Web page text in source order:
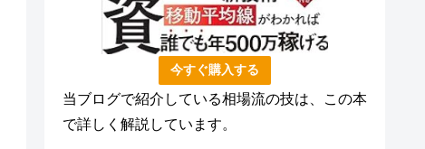
今すぐ購入する
当ブログで紹介している相場流の技は、この本
で詳しく解説しています。